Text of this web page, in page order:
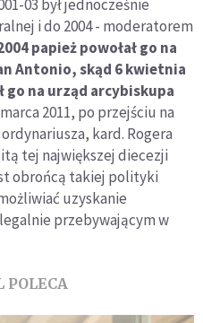
03 był jednocześnie
i do 2004 - moderatorem
papież powołał go na
Antonio, skąd 6 kwietnia
go na urząd arcybiskupa
marca 2011, po przejściu na
kard. Rogera
tej największej diecezji
obrońcą takiej polityki
uzyskanie
przebywającym w
POLECA